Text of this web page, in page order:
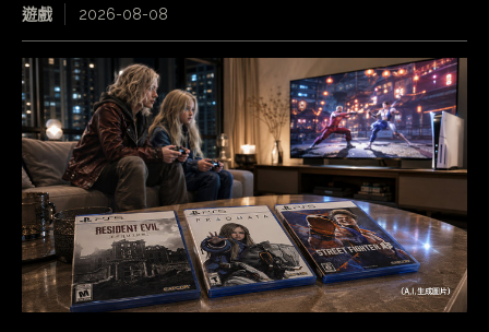
遊戲 2026-08-08